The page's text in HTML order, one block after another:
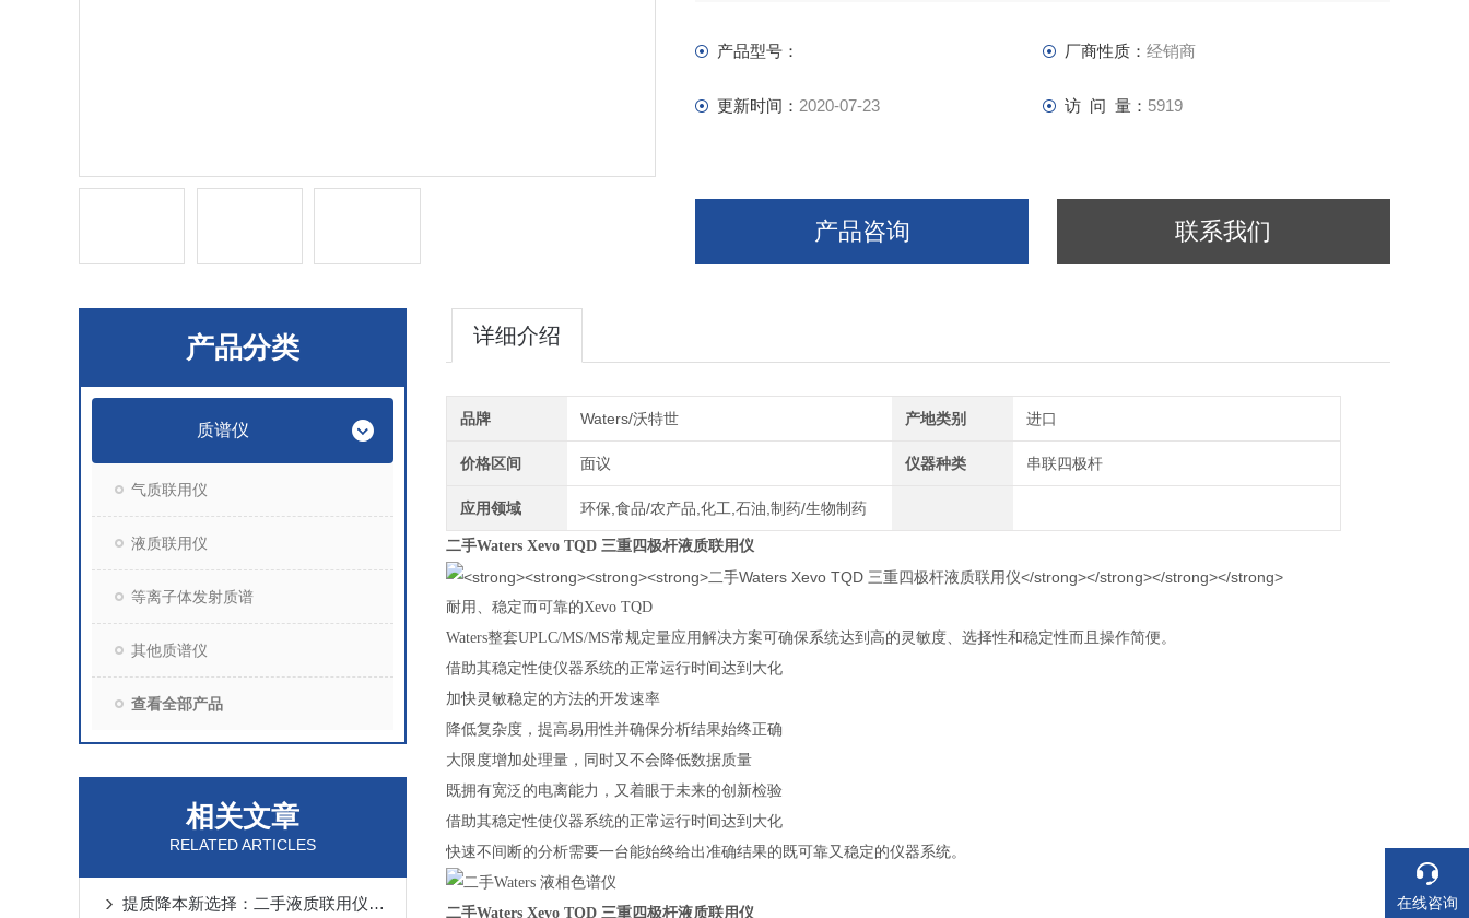
产品型号： 厂商性质： 经销商
更新时间： 2020-07-23 访 问 量： 5919
产品咨询 联系我们
产品分类
质谱仪
气质联用仪
液质联用仪
等离子体发射质谱
其他质谱仪
查看全部产品
相关文章
RELATED ARTICLES
提质降本新选择：二手液质联用仪的行业应用价值
详细介绍
品牌 Waters/沃特世 产地类别 进口
价格区间 面议 仪器种类 串联四极杆
应用领域 环保,食品/农产品,化工,石油,制药/生物制药
二手Waters Xevo TQD 三重四极杆液质联用仪
耐用、稳定而可靠的Xevo TQD
Waters整套UPLC/MS/MS常规定量应用解决方案可确保系统达到高的灵敏度、选择性和稳定性而且操作简便。
借助其稳定性使仪器系统的正常运行时间达到大化
加快灵敏稳定的方法的开发速率
降低复杂度，提高易用性并确保分析结果始终正确
大限度增加处理量，同时又不会降低数据质量
既拥有宽泛的电离能力，又着眼于未来的创新检验
借助其稳定性使仪器系统的正常运行时间达到大化
快速不间断的分析需要一台能始终给出准确结果的既可靠又稳定的仪器系统。
二手Waters Xevo TQD 三重四极杆液质联用仪
在线咨询